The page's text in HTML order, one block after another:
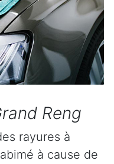
Reng
rayures à
à cause de